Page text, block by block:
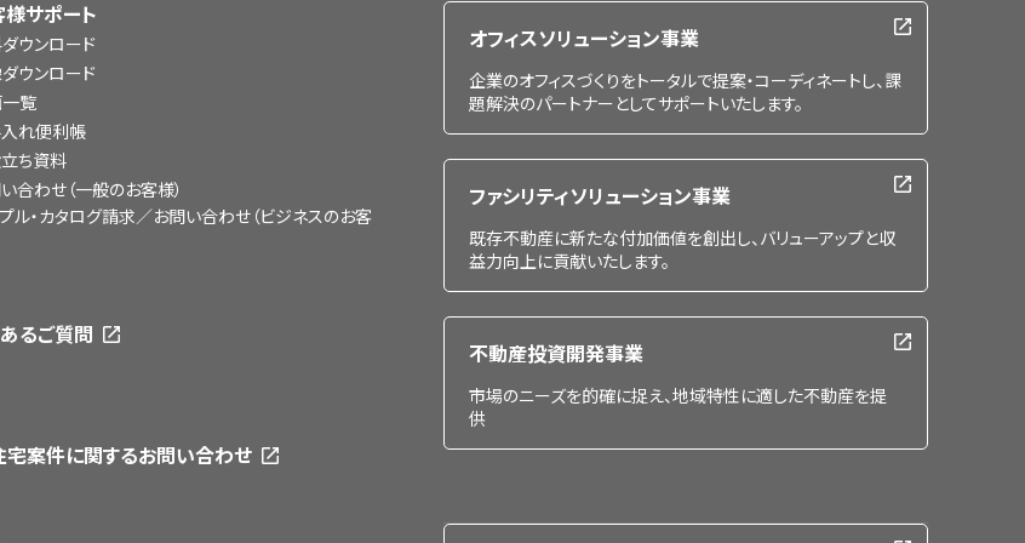
様サポート
ウンロード
ウンロード
覧
入れ便利帳
ち資料
合わせ（一般のお客様）
ル・カタログ請求／お問い合わせ（ビジネスのお客
あるご質問
宅案件に関するお問い合わせ
オフィスソリューション事業
企業のオフィスづくりをトータルで提案・コーディネートし、課
題解決のパートナーとしてサポートいたします。
ファシリティソリューション事業
既存不動産に新たな付加価値を創出し、バリューアップと収
益力向上に貢献いたします。
不動産投資開発事業
市場のニーズを的確に捉え、地域特性に適した不動産を提
供